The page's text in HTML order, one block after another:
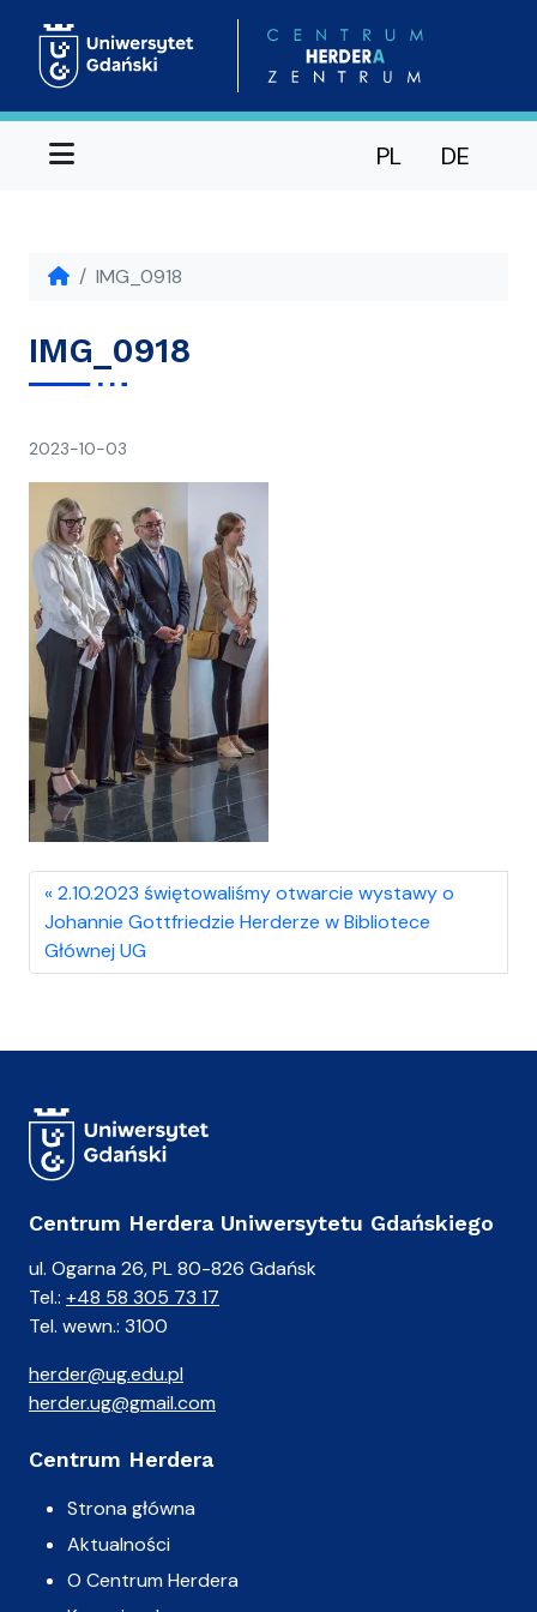
Menu PL DE
IMG_0918
IMG_0918
2023-10-03
2.10.2023 świętowaliśmy otwarcie wystawy o
Johannie Gottfriedzie Herderze w Bibliotece
Głównej UG
Centrum Herdera Uniwersytetu Gdańskiego
ul. Ogarna 26, PL 80-826 Gdańsk
Tel.: +48 58 305 73 17
Tel. wewn.: 3100
herder@ug.edu.pl
herder.ug@gmail.com
Centrum Herdera
Strona główna
Aktualności
O Centrum Herdera